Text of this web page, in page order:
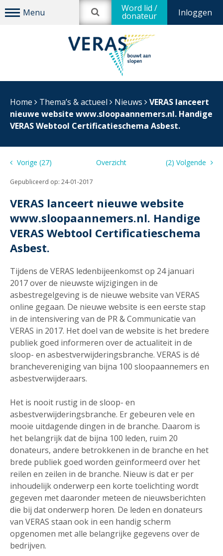
Inloggen
Word lid /
donateur
Home Thema’s & actueel Nieuws
VERAS lanceert
nieuwe website www.sloopaannemers.nl. Handige
VERAS Webtool Certificatieschema Asbest.
Vorige (27) Overzicht (2) Volgende
Gepubliceerd op: 24-01-2017
VERAS lanceert nieuwe website
www.sloopaannemers.nl. Handige
VERAS Webtool Certificatieschema
Asbest.
Tijdens de VERAS ledenbijeenkomst op 24 januari
2017 over de nieuwste wijzigingen in de
asbestregelgeving is de nieuwe website van VERAS
online gegaan. De nieuwe website is een eerste stap
in de intensivering van de PR & Communicatie van
VERAS in 2017. Het doel van de website is het bredere
publiek goed informeren over de actualiteit in de
sloop- en asbestverwijderingsbranche. VERAS is dé
branchevereniging van bijna 100 sloopaannemers en
asbestverwijderaars.
Het is nooit rustig in de sloop- en
asbestverwijderingsbranche. Er gebeuren vele en
mooie uitdagende dingen in de branche. Daarom is
het belangrijk dat de bijna 100 leden, ruim 20
donateurs, andere betrokkenen in de branche en het
brede publiek goed worden geïnformeerd over het
reilen en zeilen in de branche. Nieuw is dat er per
inhoudelijk onderwerp een korte toelichting wordt
gegeven met daaronder meteen de nieuwsberichten
die bij dat onderwerp horen. De leden en donateurs
van VERAS staan ook in een handig scherm
opgenomen met alle belangrijke gegevens over de
bedrijven.